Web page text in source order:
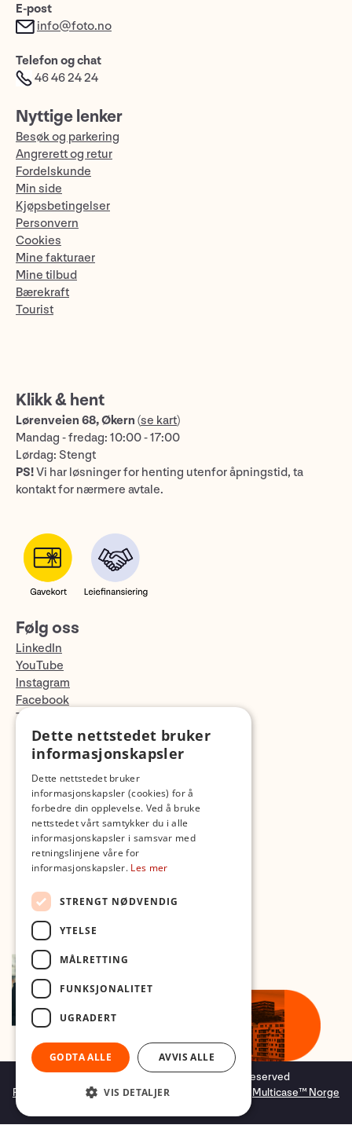
E-post
info@foto.no
Telefon og chat
46 46 24 24
Nyttige lenker
Besøk og parkering
Angrerett og retur
Fordelskunde
Min side
Kjøpsbetingelser
Personvern
Cookies
Mine fakturaer
Mine tilbud
Bærekraft
Tourist
Klikk & hent
Lørenveien 68, Økern (se kart)
Mandag - fredag: 10:00 - 17:00
Lørdag: Stengt
PS!Vi har løsninger for henting utenfor åpningstid, ta
kontakt for nærmere avtale.
Følg oss
LinkedIn
YouTube
Instagram
Facebook
TikTok
Fotopodden
Copyright © 2026 Foto.no - All rights reserved
Forretningssystemog nettbutikkløsning
Multicase™ Norge
Dette nettstedet bruker
informasjonskapsler
Dette nettstedet bruker
informasjonskapsler (cookies) for å
forbedre din opplevelse. Ved å bruke
nettstedet vårt samtykker du i alle
informasjonskapsler i samsvar med
retningslinjene våre for
informasjonskapsler. Les mer
STRENGT NØDVENDIG
YTELSE
MÅLRETTING
FUNKSJONALITET
UGRADERT
GODTA ALLE AVVIS ALLE
VIS DETALJER